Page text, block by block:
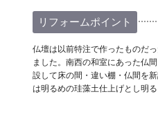
リフォームポイント
仏壇は以前特注で作ったものだ
ました。南西の和室にあった仏
設して床の間・違い棚・仏間を
は明るめの珪藻土仕上げとし明